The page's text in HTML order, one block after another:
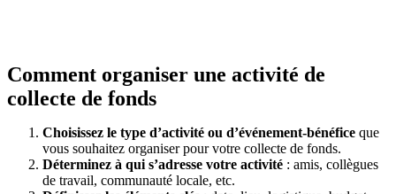
Comment organiser une activité de
collecte de fonds
Choisissez le type d’activité ou d’événement-bénéfice que
vous souhaitez organiser pour votre collecte de fonds.
Déterminez à qui s’adresse votre activité : amis, collègues
de travail, communauté locale, etc.